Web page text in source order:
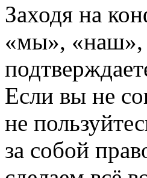
Заходя на
«мы», «наш»,
Если вы не
не
за собой